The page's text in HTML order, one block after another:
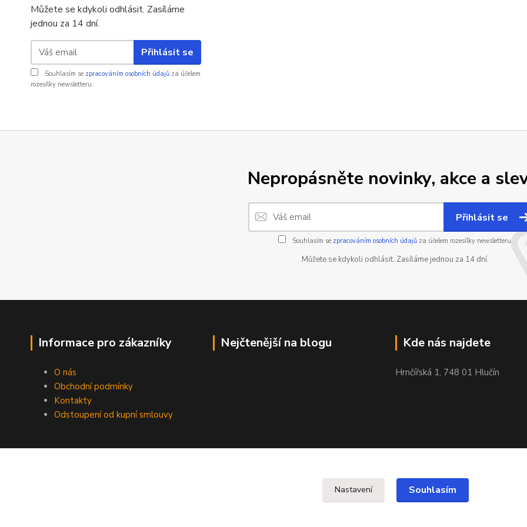
Můžete se kdykoli odhlásit. Zasíláme
jednou za 14 dní.
Přihlásit se
Souhlasím se zpracováním osobních údajů za účelem
rozesílky newsletteru.
Nepropásněte novinky, akce a
Přihlásit se
Souhlasím se zpracováním osobních údajůza účelem rozesílky newsletteru.
Můžete se kdykoli odhlásit. Zasíláme jednou za 14 dní.
Informace pro zákazníky
O nás
Obchodní podmínky
Kontakty
Odstoupení od kupní smlouvy
Nejčtenější na blogu Kde nás najdete
Hrnčířská 1, 748 01 Hlučín
Nastavení Souhlasím